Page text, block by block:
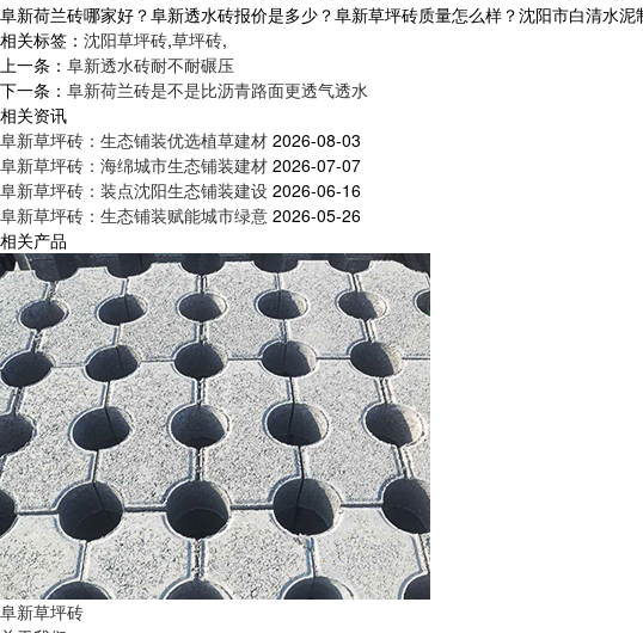
阜新荷兰砖哪家好？阜新透水砖报价是多少？阜新草坪砖质量怎么样？沈阳市白清水
相关标签： 沈阳草坪砖,草坪砖,
上一条： 阜新透水砖耐不耐碾压
下一条： 阜新荷兰砖是不是比沥青路面更透气透水
相关资讯
阜新草坪砖：生态铺装优选植草建材 2026-08-03
阜新草坪砖：海绵城市生态铺装建材 2026-07-07
阜新草坪砖：装点沈阳生态铺装建设 2026-06-16
阜新草坪砖：生态铺装赋能城市绿意 2026-05-26
相关产品
阜新草坪砖